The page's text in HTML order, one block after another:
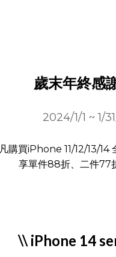
歲末年終感
2024/1/1 ~ 1/
凡購買iPhone 11/12/13/14
享單件88折、二件77
\\ iPhone 14